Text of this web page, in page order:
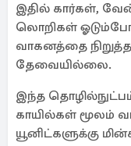
இதில் கார்கள்,
லொறிகள்
வாகனத்தை
தேவையில்லை.
இந்த
காயில்கள் மூலம்
யூனிட்களுக்கு